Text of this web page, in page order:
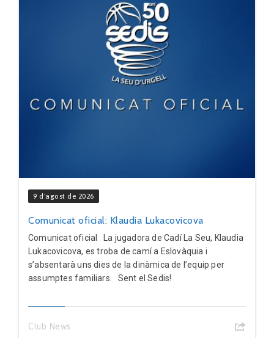
9 d'agost de 2026
Comunicat oficial: Klaudia Lukacovicova
Comunicat oficial La jugadora de Cadí La Seu, Klaudia
Lukacovicova, es troba de camí a Eslovàquia i
s’absentarà uns dies de la dinàmica de l’equip per
assumptes familiars. Sent el Sedis!
Club News